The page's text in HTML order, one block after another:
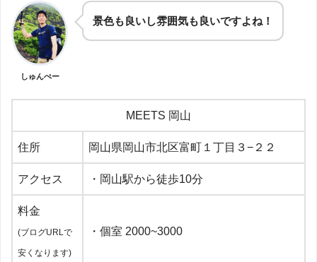
しゅんぺー
景色も良いし雰囲気も良いですよね！
MEETS 岡山
住所 岡山県岡山市北区富町１丁目３−２２
アクセス ・岡山駅から徒歩10分
料金
(ブログURLで
安くなります)
・個室 2000~3000